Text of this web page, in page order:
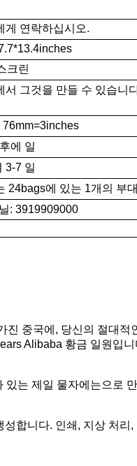
게 연락하십시오.
크린
서 그것을 만들 수 있습니
에 일
3-7 일
24bags에 있는 1개의 부대
: 3919909000
중국에, 당신의 절대적
Alibaba 황금 일원입니
있는 제일 물자에는으로
합니다. 인쇄, 지상 처